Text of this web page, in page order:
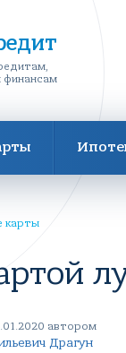
финансам
карты
автором
Драгун